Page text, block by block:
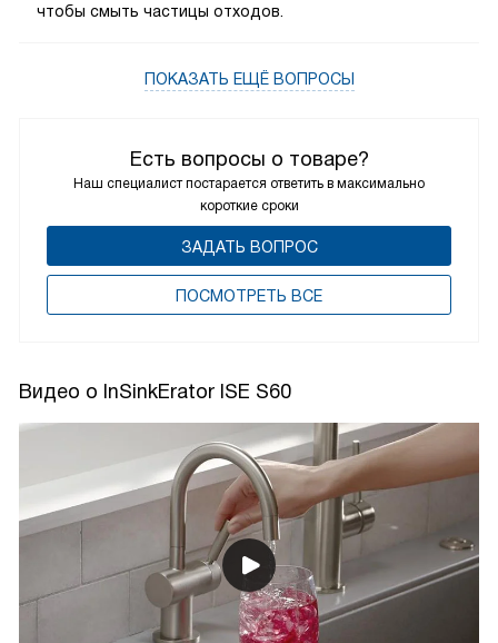
Есть вопросы о товаре?
Наш специалист постарается ответить в максимально
короткие сроки
ЗАДАТЬ ВОПРОС
ПОCМОТРЕТЬ ВСЕ
чтобы смыть частицы отходов.
ПОКАЗАТЬ ЕЩЁ ВОПРОСЫ
Видео о InSinkErator ISE S60